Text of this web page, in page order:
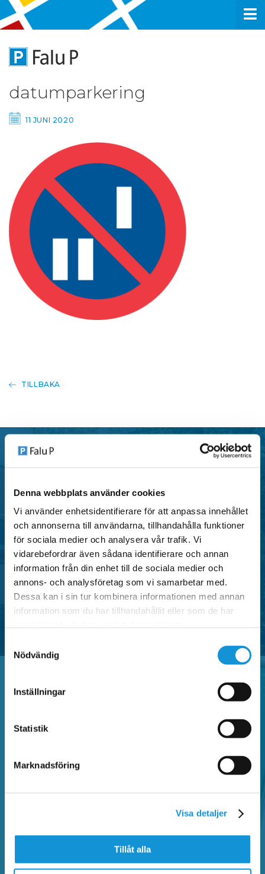
Denna webbplats använder cookies
Vi använder enhetsidentifierare för att anpassa innehållet
och annonserna till användarna, tillhandahålla funktioner
för sociala medier och analysera vår trafik. Vi
vidarebefordrar även sådana identifierare och annan
information från din enhet till de sociala medier och
annons- och analysföretag som vi samarbetar med.
Dessa kan i sin tur kombinera informationen med annan
information som du har tillhandahållit eller som de har
Nödvändig
Inställningar
Statistik
Marknadsföring
Visa detaljer
Tillåt alla
datumparkering
11 JUNI 2020
TILLBAKA
P-tillstånd
Falu P erbjuder flera typer av parkeringstillstånd i
centrala områden i Falun, anpassade för både
privatpersoner och verksamheter.
SE OMRÅDEN MED P-TILLSTÅND
om Faluappen, parkeringsregler,